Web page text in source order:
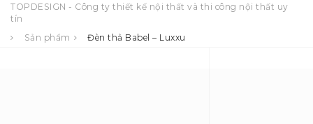
TOPDESIGN - Công ty thiết kế nội thất và thi công nội thất uy
tín
Sản phẩm
Đèn thả Babel – Luxxu